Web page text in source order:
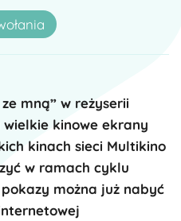
mną” w reżyserii
kinowe ekrany
kinach sieci Multikino
w ramach cyklu
można już nabyć